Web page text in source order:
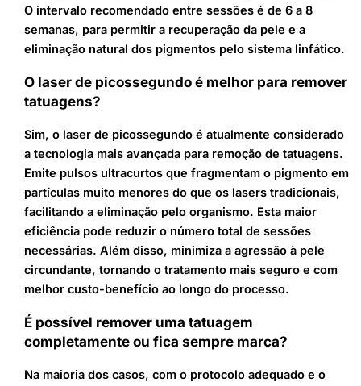
O intervalo recomendado entre sessões é de 6 a 8
semanas, para permitir a recuperação da pele e a
eliminação natural dos pigmentos pelo sistema linfático.
O laser de picossegundo é melhor para remover
tatuagens?
Sim, o laser de picossegundo é atualmente considerado
a tecnologia mais avançada para remoção de tatuagens.
Emite pulsos ultracurtos que fragmentam o pigmento em
partículas muito menores do que os lasers tradicionais,
facilitando a eliminação pelo organismo. Esta maior
eficiência pode reduzir o número total de sessões
necessárias. Além disso, minimiza a agressão à pele
circundante, tornando o tratamento mais seguro e com
melhor custo-benefício ao longo do processo.
É possível remover uma tatuagem
completamente ou fica sempre marca?
Na maioria dos casos, com o protocolo adequado e o